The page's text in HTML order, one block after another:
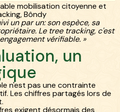
mobilisation citoyenne et
Bôndy
un par un: son espèce, sa
Le tree tracking, c'est
vérifiable. »
un
n'est pas une contrainte
Les chiffres partagés lors de
exigent désormais des